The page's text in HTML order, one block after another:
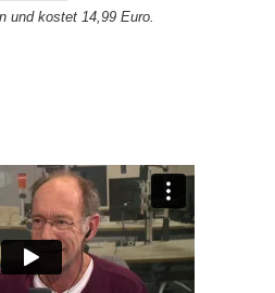
und kostet 14,99 Euro.